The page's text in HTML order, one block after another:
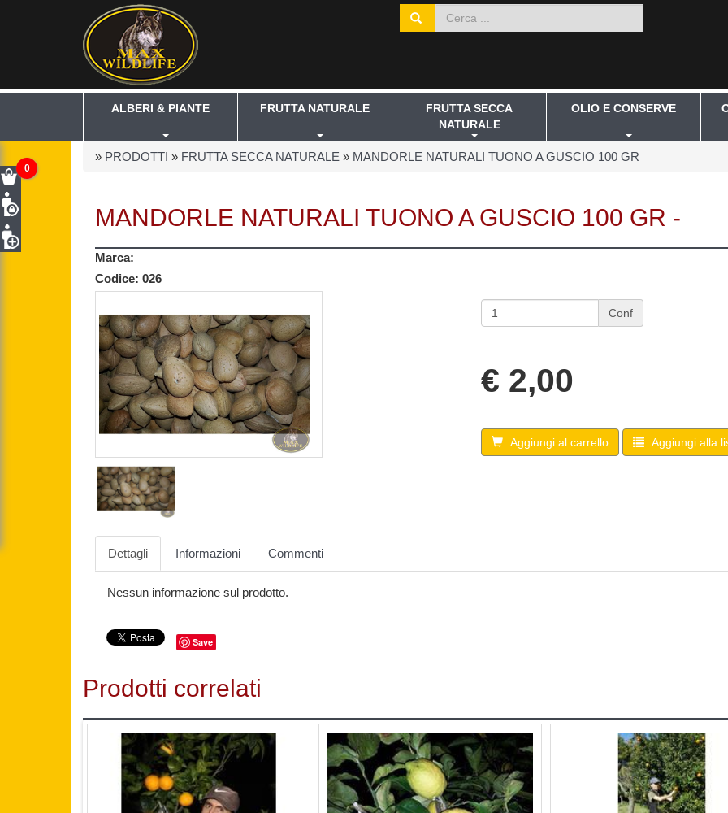
ALBERI & PIANTE FRUTTA NATURALE
FRUTTA SECCA
NATURALE
OLIO E CONSERVE
0
» PRODOTTI » FRUTTA SECCA NATURALE » MANDORLE NATURALI TUONO A GUSCIO 100 GR
MANDORLE NATURALI TUONO A GUSCIO 100 GR -
Marca:
Codice: 026
Conf
€ 2,00
Aggiungi al carrello Aggiungi alla
Dettagli Informazioni Commenti
Nessun informazione sul prodotto.
Save
Prodotti correlati